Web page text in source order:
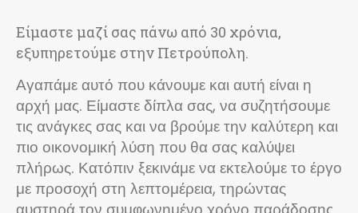
Είμαστε μαζί σας πάνω από 30 χρόνια,
εξυπηρετούμε στην Πετρούπολη.
Αγαπάμε αυτό που κάνουμε και αυτή είναι η
αρχή μας. Είμαστε δίπλα σας, να συζητήσουμε
τις ανάγκες σας και να βρούμε την καλύτερη και
πιο οικονομική λύση που θα σας καλύψει
πλήρως. Κατόπιν ξεκινάμε να εκτελούμε το έργο
με προσοχή στη λεπτομέρεια, τηρώντας